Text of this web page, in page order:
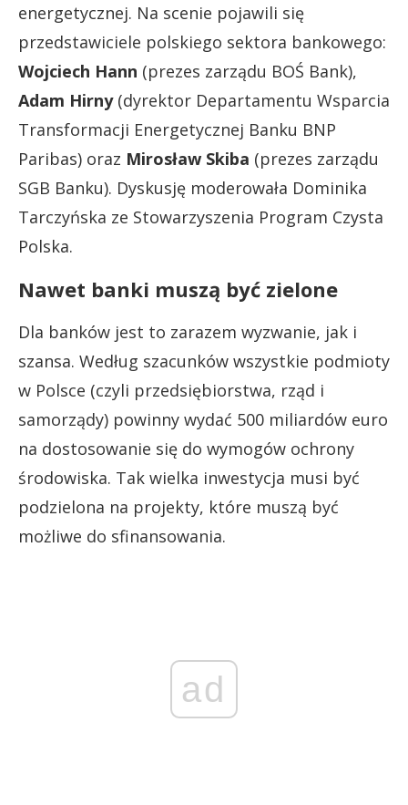
energetycznej. Na scenie pojawili się
przedstawiciele polskiego sektora bankowego:
Wojciech Hann (prezes zarządu BOŚ Bank),
Adam Hirny(dyrektor Departamentu Wsparcia
Transformacji Energetycznej Banku BNP
Paribas) oraz Mirosław Skiba (prezes zarządu
SGB Banku). Dyskusję moderowała Dominika
Tarczyńska ze Stowarzyszenia Program Czysta
Polska.
Nawet banki muszą być zielone
Dla banków jest to zarazem wyzwanie, jak i
szansa. Według szacunków wszystkie podmioty
w Polsce (czyli przedsiębiorstwa, rząd i
samorządy) powinny wydać 500 miliardów euro
na dostosowanie się do wymogów ochrony
środowiska. Tak wielka inwestycja musi być
podzielona na projekty, które muszą być
możliwe do sfinansowania.
ad